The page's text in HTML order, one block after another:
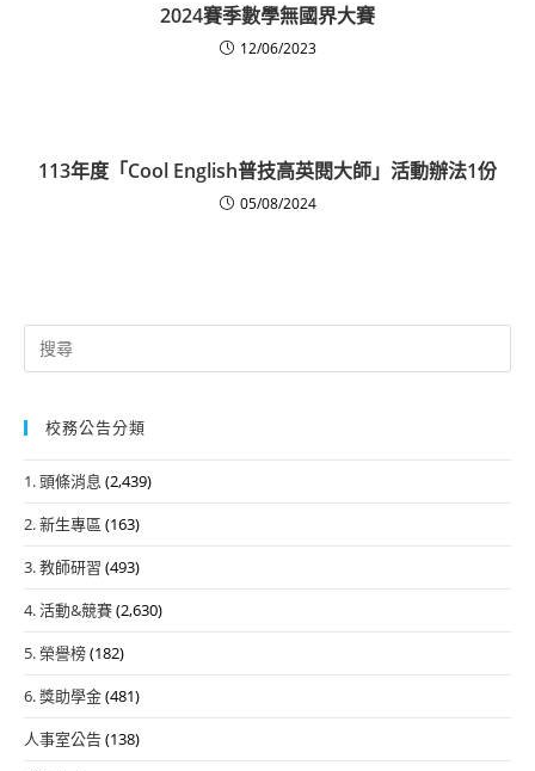
2024賽季數學無國界大賽
12/06/2023
113年度「Cool English普技高英閱大師」活動辦法1份
05/08/2024
Search
for:
校務公告分類
1. 頭條消息 (2,439)
2. 新生專區 (163)
3. 教師研習 (493)
4. 活動&競賽(2,630)
5. 榮譽榜(182)
6. 獎助學金(481)
人事室公告(138)